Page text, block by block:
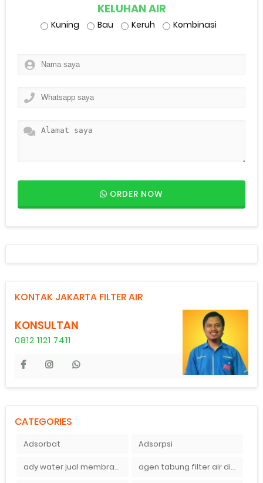
KELUHAN AIR
Kuning Bau Keruh Kombinasi
ORDER NOW
KONTAK JAKARTA FILTER AIR
KONSULTAN
0812 1121 7411
CATEGORIES
Adsorbat Adsorpsi
ady water jual membran ro 2000 gpd harganya sangat murah agen tabung filter air di bandung